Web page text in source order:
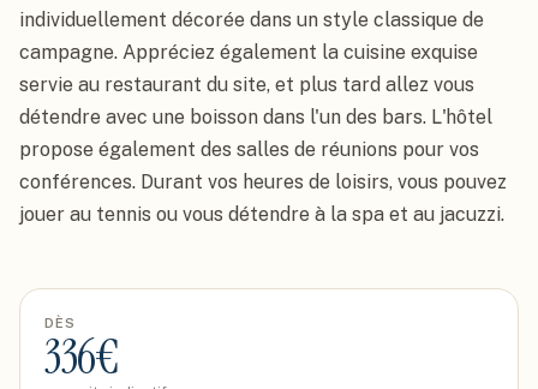
individuellement décorée dans un style classique de
campagne. Appréciez également la cuisine exquise
servie au restaurant du site, et plus tard allez vous
détendre avec une boisson dans l'un des bars. L'hôtel
propose également des salles de réunions pour vos
conférences. Durant vos heures de loisirs, vous pouvez
jouer au tennis ou vous détendre à la spa et au jacuzzi.
DÈS
336€